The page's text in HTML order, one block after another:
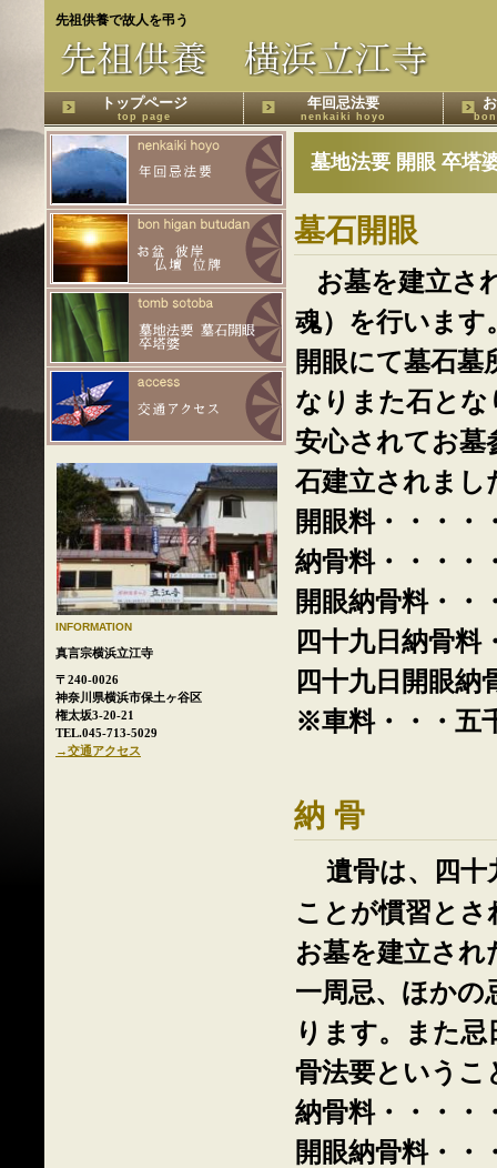
先祖供養で故人を弔う
墓地法要 開眼 卒塔
墓石開眼
お墓を建立さ
魂）を行います
開眼にて墓石
なりまた石とな
安心されてお墓
石建立されまし
開眼料・・・・
納骨料・・・・
開眼納骨料・・
四十九日納骨料
四十九日開眼納
※車料・・・五
納 骨
遺骨は、四
ことが慣習と
お墓を建立され
一周忌、ほかの
ります。また
骨法要というこ
納骨料・・・・
開眼納骨料・・
top page
トップページ
nenkaiki hoyo
年回忌法要
INFORMATION
真言宗横浜立江寺
〒240-0026
神奈川県横浜市保土ヶ谷区
権太坂3-20-21
TEL.045-713-5029
→交通アクセス